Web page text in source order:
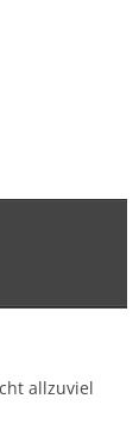
allzuviel